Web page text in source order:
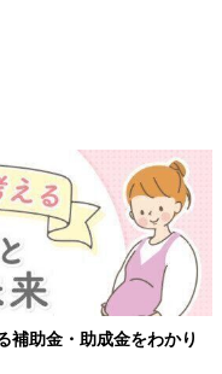
【ワクチン接種できるもの